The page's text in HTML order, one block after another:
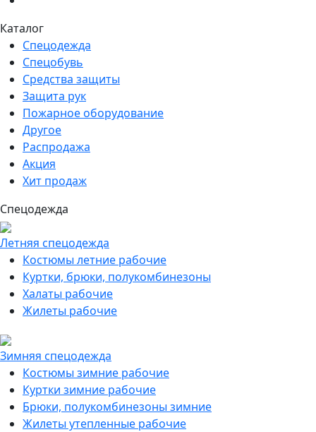
Каталог
Спецодежда
Спецобувь
Средства защиты
Защита рук
Пожарное оборудование
Другое
Распродажа
Акция
Хит продаж
Спецодежда
Летняя спецодежда
Костюмы летние рабочие
Куртки, брюки, полукомбинезоны
Халаты рабочие
Жилеты рабочие
Зимняя спецодежда
Костюмы зимние рабочие
Куртки зимние рабочие
Брюки, полукомбинезоны зимние
Жилеты утепленные рабочие